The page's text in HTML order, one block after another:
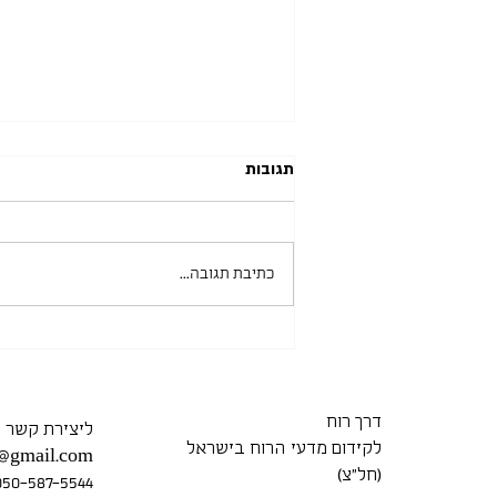
מכללת תל-חי 15.06.2026
תגובות
כתיבת תגובה...
ליצירת קשר
587-5544
דרך רוח
לקידום מדעי הרוח בישראל
(חל״צ)